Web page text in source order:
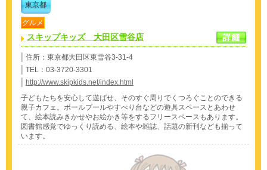
東京都
グルメ
スキップキッズ 大田区雪谷店
住所：東京都大田区東雪谷3-31-4
TEL：03-3720-3301
http://www.skipkids.net/index.html
子どもたちを安心して遊ばせ、そのすぐ周りでくつろぐことのできる
親子カフェ。ボールプールやすべり台などの遊具スペースとあわせ
て、絵本読みきかせやお絵かき等をするフリースペースもあります。
図書館感覚でゆっくり読める、絵本や雑誌、話題の新刊なども揃って
います。